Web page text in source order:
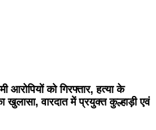
को गिरफ्तार, हत्या के
खुलासा, वारदात में प्रयुक्त कुल्हाड़ी एवं